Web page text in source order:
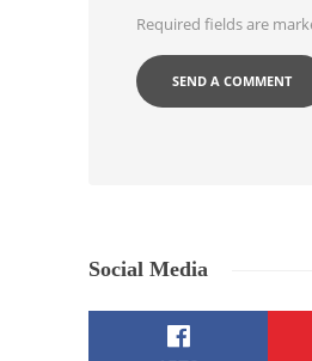
Required fields are
Social Media